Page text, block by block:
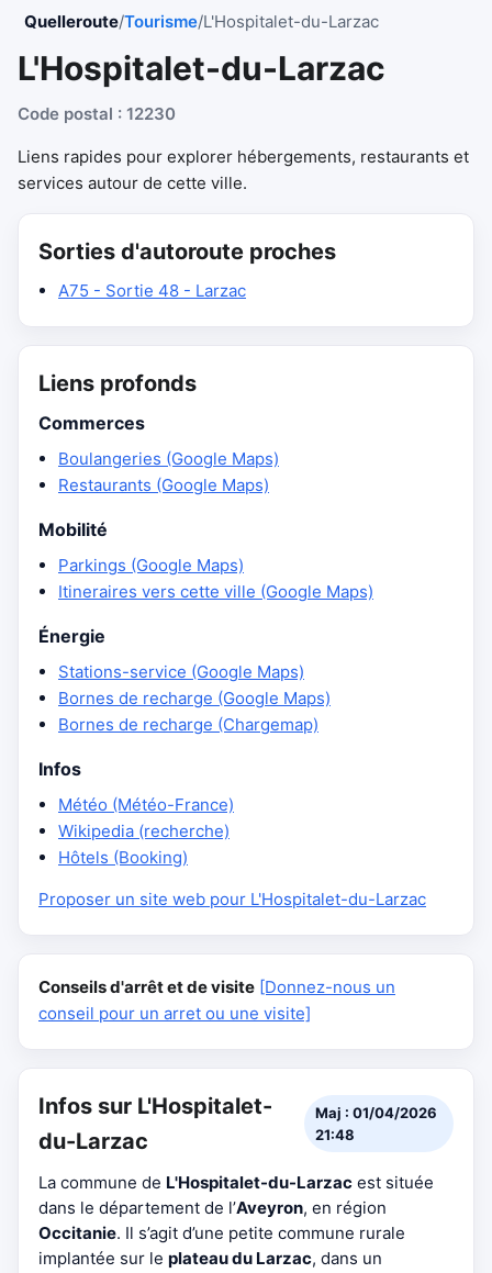
Quelleroute/Tourisme/L'Hospitalet-du-Larzac
L'Hospitalet-du-Larzac
Code postal : 12230
Liens rapides pour explorer hébergements, restaurants et
services autour de cette ville.
Sorties d'autoroute proches
A75 - Sortie 48 - Larzac
Liens profonds
Commerces
Boulangeries (Google Maps)
Restaurants (Google Maps)
Mobilité
Parkings (Google Maps)
Itineraires vers cette ville (Google Maps)
Énergie
Stations-service (Google Maps)
Bornes de recharge (Google Maps)
Bornes de recharge (Chargemap)
Infos
Météo (Météo-France)
Wikipedia (recherche)
Hôtels (Booking)
Proposer un site web pour L'Hospitalet-du-Larzac
Conseils d'arrêt et de visite [Donnez-nous un
conseil pour un arret ou une visite]
Infos sur L'Hospitalet-
du-Larzac
Maj : 01/04/2026
21:48
La commune de L'Hospitalet-du-Larzac est située
dans le département de l’Aveyron, en région
Occitanie. Il s’agit d’une petite commune rurale
implantée sur le plateau du Larzac, dans un